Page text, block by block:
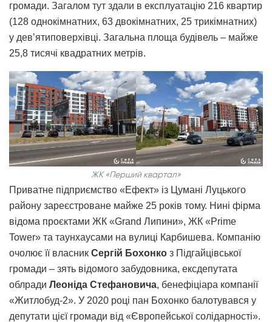
громади. Загалом тут здали в експлуатацію 216 квартир
(128 однокімнатних, 63 двокімнатних, 25 трикімнатних)
у дев’ятиповерхівці. Загальна площа будівель – майже
25,8 тисячі квадратних метрів.
ЖК «Перший квартал»
Приватне підприємство «Ефект» із Цумані Луцького
району зареєстроване майже 25 років тому. Нині фірма
відома проєктами ЖК «Grand Липини», ЖК «Prime
Tower» та таунхаусами на вулиці Карбишева. Компанію
очолює її власник Сергій Бохонко з Підгайцівської
громади – зять відомого забудовника, ексдепутата
облради Леоніда Стефановича, бенефіціара компанії
«Житлобуд-2». У 2020 році пан Бохонко балотувався у
депутати цієї громади від «Європейської солідарності».